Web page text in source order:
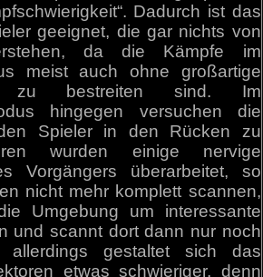
Dadurch ist das
geeignet, die gar nichts von
da die Kämpfe im
meist auch ohne großartige
zu bestreiten sind. Im
hingegen versuchen die
Spieler in den Rücken zu
wurden einige nervige
Vorgängers überarbeitet, so
nicht mehr komplett scannen,
Umgebung um interessante
und scannt dort dann nur noch
allerdings gestaltet sich das
etwas schwieriger, denn